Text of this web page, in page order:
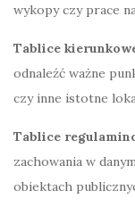
wykopy czy prace
Tablice
odnaleźć ważne
czy inne istotne
Tablice
zachowania w
obiektach